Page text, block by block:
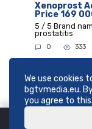
We use cookies
bgtvmedia.eu.
you agree to this.
Xenoprost
Price 169
5 / 5 Brand
prostatitis
0 333